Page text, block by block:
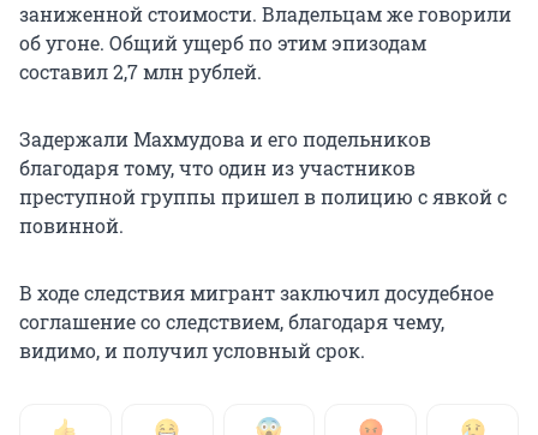
заниженной стоимости. Владельцам же говорили
об угоне. Общий ущерб по этим эпизодам
составил 2,7 млн рублей.
Задержали Махмудова и его подельников
благодаря тому, что один из участников
преступной группы пришел в полицию с явкой с
повинной.
В ходе следствия мигрант заключил досудебное
соглашение со следствием, благодаря чему,
видимо, и получил условный срок.